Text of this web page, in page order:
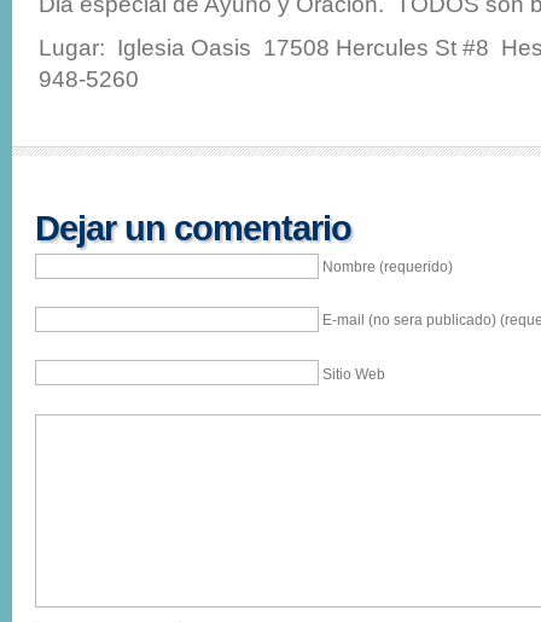
Lugar: Iglesia Oasis 17508 Hercules St #8
948-5260
Dejar un comentario
Nombre (requerido)
E-mail (no sera publicado)
Sitio Web